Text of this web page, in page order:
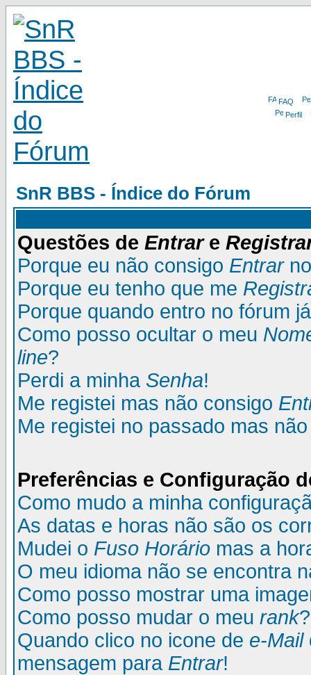
FAQ
Perfil
SnR BBS - Índice do Fórum
Questões de Entrare
Porque eu não consigo Entrar
Porque eu tenho que me
Porque quando entro no fórum
Como posso ocultar o meu
line?
Perdi a minha Senha!
Me registei mas não consigo
Me registei no passado mas
Preferências e Configuração
Como mudo a minha
As datas e horas não são os
Mudei o Fuso Horário mas a
O meu idioma não se encontra
Como posso mostrar uma
Como posso mudar o meu rank?
Quando clico no icone de e-Mail
mensagem para Entrar!